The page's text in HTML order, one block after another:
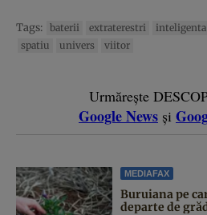
Tags: baterii extraterestri
spatiu
univers viitor
Urmărește
Google News și
MEDIAFAX
Buruiana pe
departe de